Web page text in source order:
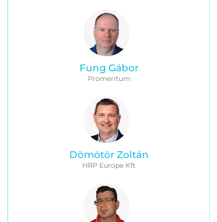
Fung Gábor
Promeritum
Dömötör Zoltán
HRP Europe Kft